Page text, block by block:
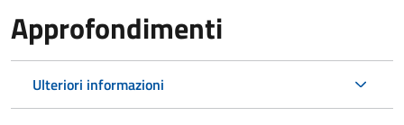
Approfondimenti
Ulteriori informazioni